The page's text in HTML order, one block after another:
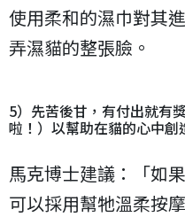
使用柔和的濕巾對其
弄濕貓的整張臉。
5）先苦後甘，有付出就有
啦！）以幫助在貓的心中創
馬克博士建議：「如
可以採用幫牠溫柔按